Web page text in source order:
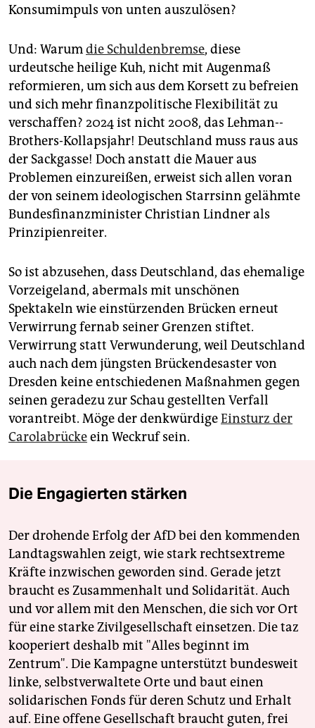
Konsumimpuls von unten auszulösen?
Und: Warumdie Schuldenbremse, diese
urdeutsche heilige Kuh, nicht mit Augenmaß
reformieren, um sich aus dem Korsett zu befreien
und sich mehr finanzpolitische Flexibilität zu
verschaffen? 2024 ist nicht 2008, das Lehman-­
Brothers-Kollapsjahr! Deutschland muss raus aus
der Sackgasse! Doch anstatt die Mauer aus
Problemen einzureißen, erweist sich allen voran
der von seinem ideologischen Starrsinn gelähmte
Bundesfinanzminister Christian Lindner als
Prinzipienreiter.
So ist abzusehen, dass Deutschland, das ehemalige
Vorzeigeland, abermals mit unschönen
Spektakeln wie einstürzenden Brücken erneut
Verwirrung fernab seiner Grenzen stiftet.
Verwirrung statt Verwunderung, weil Deutschland
auch nach dem jüngsten Brückendesaster von
Dresden keine entschiedenen Maßnahmen gegen
seinen geradezu zur Schau gestellten Verfall
vorantreibt. Möge der denkwürdigeEinsturz der
Carolabrückeein Weckruf sein.
Die Engagierten stärken
Der drohende Erfolg der AfD bei den kommenden
Landtagswahlen zeigt, wie stark rechtsextreme
Kräfte inzwischen geworden sind. Gerade jetzt
braucht es Zusammenhalt und Solidarität. Auch
und vor allem mit den Menschen, die sich vor Ort
für eine starke Zivilgesellschaft einsetzen. Die taz
kooperiert deshalb mit "Alles beginnt im
Zentrum". Die Kampagne unterstützt bundesweit
linke, selbstverwaltete Orte und baut einen
solidarischen Fonds für deren Schutz und Erhalt
auf. Eine offene Gesellschaft braucht guten, frei